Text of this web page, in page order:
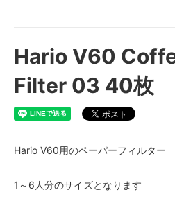
Hario V60
Filter 03 40枚
Hario V60用のペーパーフィルター
1～6人分のサイズとなります